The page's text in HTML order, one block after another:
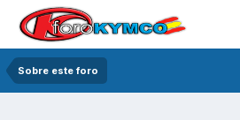
Sobre este foro